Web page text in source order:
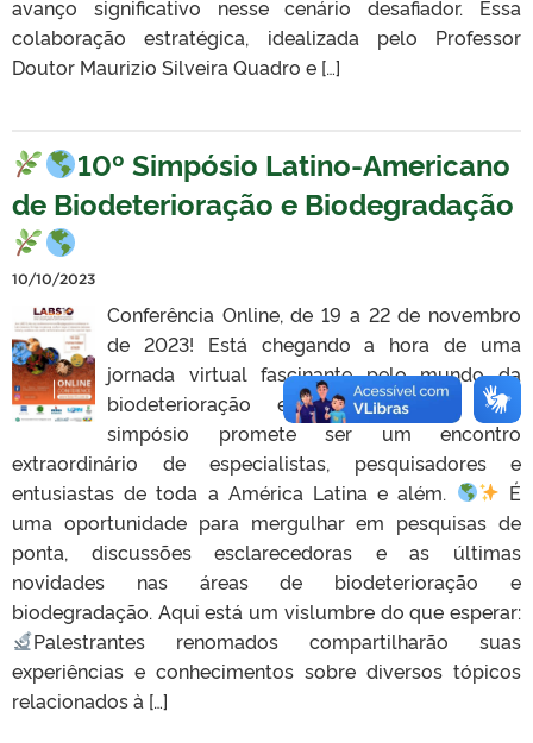
avanço significativo nesse cenário desafiador. Essa
colaboração estratégica, idealizada pelo Professor
Doutor Maurizio Silveira Quadro e […]
10º Simpósio Latino-Americano
de Biodeterioração e Biodegradação
10/10/2023
Conferência Online, de 19 a 22 de novembro
de 2023! Está chegando a hora de uma
jornada virtual fascinante pelo mundo da
biodeterioração e biodegradação! Este
simpósio promete ser um encontro
extraordinário de especialistas, pesquisadores e
entusiastas de toda a América Latina e além.
É
uma oportunidade para mergulhar em pesquisas de
ponta, discussões esclarecedoras e as últimas
novidades nas áreas de biodeterioração e
biodegradação. Aqui está um vislumbre do que esperar:
Palestrantes renomados compartilharão suas
experiências e conhecimentos sobre diversos tópicos
relacionados à […]